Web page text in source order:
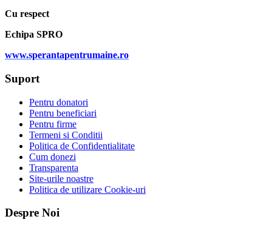
Cu respect
Echipa SPRO
www.sperantapentrumaine.ro
Suport
Pentru donatori
Pentru beneficiari
Pentru firme
Termeni si Conditii
Politica de Confidentialitate
Cum donezi
Transparenta
Site-urile noastre
Politica de utilizare Cookie-uri
Despre Noi